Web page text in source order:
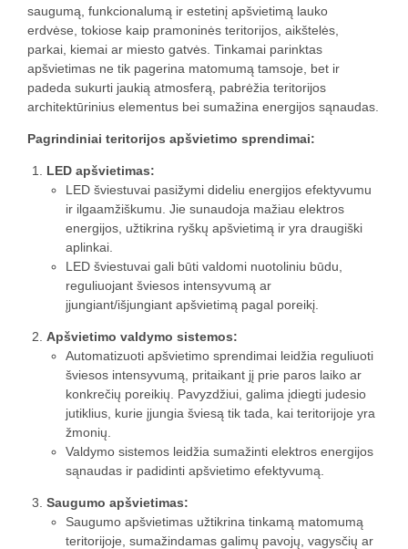
saugumą, funkcionalumą ir estetinį apšvietimą lauko
erdvėse, tokiose kaip pramoninės teritorijos, aikštelės,
parkai, kiemai ar miesto gatvės. Tinkamai parinktas
apšvietimas ne tik pagerina matomumą tamsoje, bet ir
padeda sukurti jaukią atmosferą, pabrėžia teritorijos
architektūrinius elementus bei sumažina energijos sąnaudas.
Pagrindiniai teritorijos apšvietimo sprendimai:
LED apšvietimas:
LED šviestuvai pasižymi dideliu energijos efektyvumu
ir ilgaamžiškumu. Jie sunaudoja mažiau elektros
energijos, užtikrina ryškų apšvietimą ir yra draugiški
aplinkai.
LED šviestuvai gali būti valdomi nuotoliniu būdu,
reguliuojant šviesos intensyvumą ar
įjungiant/išjungiant apšvietimą pagal poreikį.
Apšvietimo valdymo sistemos:
Automatizuoti apšvietimo sprendimai leidžia reguliuoti
šviesos intensyvumą, pritaikant jį prie paros laiko ar
konkrečių poreikių. Pavyzdžiui, galima įdiegti judesio
jutiklius, kurie įjungia šviesą tik tada, kai teritorijoje yra
žmonių.
Valdymo sistemos leidžia sumažinti elektros energijos
sąnaudas ir padidinti apšvietimo efektyvumą.
Saugumo apšvietimas:
Saugumo apšvietimas užtikrina tinkamą matomumą
teritorijoje, sumažindamas galimų pavojų, vagysčių ar